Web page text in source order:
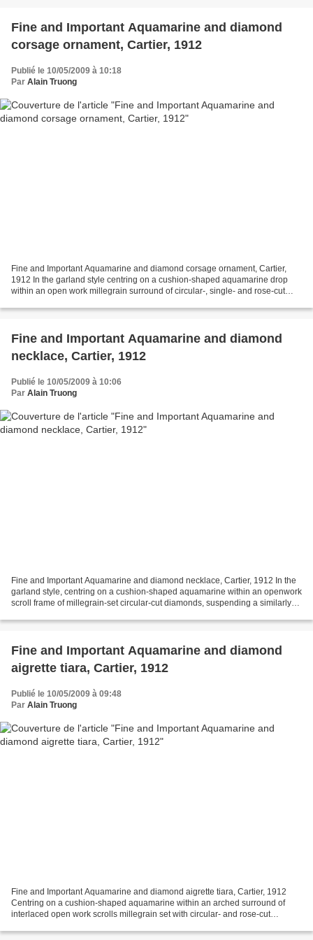
Fine and Important Aquamarine and diamond
corsage ornament, Cartier, 1912
Publié le 10/05/2009 à 10:18
Par Alain Truong
Fine and Important Aquamarine and diamond corsage ornament, Cartier,
1912 In the garland style centring on a cushion-shaped aquamarine drop
within an open work millegrain surround of circular-, single- and rose-cut
Fine and Important Aquamarine and diamond
necklace, Cartier, 1912
Publié le 10/05/2009 à 10:06
Par Alain Truong
Fine and Important Aquamarine and diamond necklace, Cartier, 1912 In the
garland style, centring on a cushion-shaped aquamarine within an openwork
scroll frame of millegrain-set circular-cut diamonds, suspending a similarly
Fine and Important Aquamarine and diamond
aigrette tiara, Cartier, 1912
Publié le 10/05/2009 à 09:48
Par Alain Truong
Fine and Important Aquamarine and diamond aigrette tiara, Cartier, 1912
Centring on a cushion-shaped aquamarine within an arched surround of
interlaced open work scrolls millegrain set with circular- and rose-cut